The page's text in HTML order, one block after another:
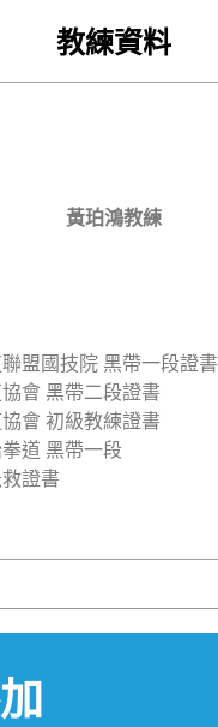
教練資料
黃珀鴻教練
盟國技院 黑帶一段證書
會 黑帶二段證書
會 初級教練證書
道 黑帶一段
救證書